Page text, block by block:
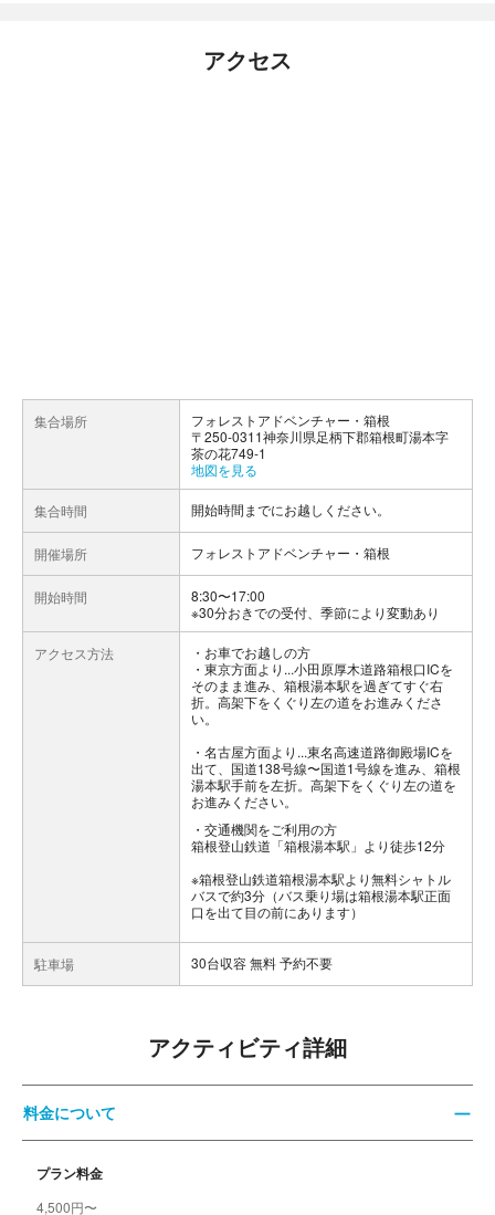
アクセス
集合場所
フォレストアドベンチャー・箱根
〒250-0311神奈川県足柄下郡箱根町湯本字
茶の花749-1
地図を見る
集合時間 開始時間までにお越しください。
開催場所 フォレストアドベンチャー・箱根
開始時間
8:30〜17:00
※30分おきでの受付、季節により変動あり
アクセス方法
お車でお越しの方
・東京方面より...小田原厚木道路箱根口ICを
そのまま進み、箱根湯本駅を過ぎてすぐ右
折。高架下をくぐり左の道をお進みくださ
い。
・名古屋方面より...東名高速道路御殿場ICを
出て、国道138号線〜国道1号線を進み、箱根
湯本駅手前を左折。高架下をくぐり左の道を
お進みください。
交通機関をご利用の方
箱根登山鉄道「箱根湯本駅」より徒歩12分
※箱根登山鉄道箱根湯本駅より無料シャトル
バスで約3分（バス乗り場は箱根湯本駅正面
口を出て目の前にあります）
駐車場 30台収容 無料 予約不要
アクティビティ詳細
料金について
プラン料金
4,500円〜